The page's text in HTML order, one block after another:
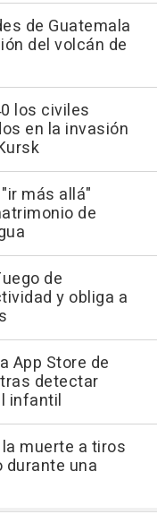
de Guatemala
del volcán de
los civiles
en la invasión
"ir más allá"
de
de
y obliga a
App Store de
detectar
infantil
muerte a tiros
una